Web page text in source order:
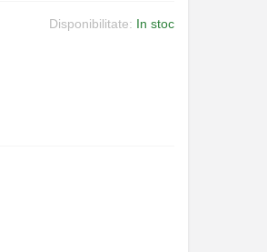
Disponibilitate: In stoc